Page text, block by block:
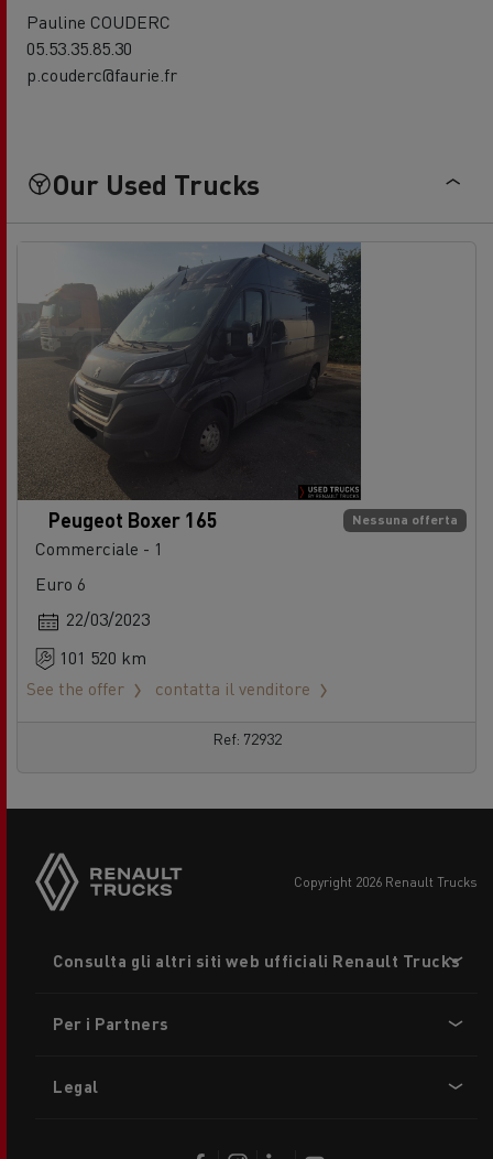
Pauline COUDERC
05.53.35.85.30
p.couderc@faurie.fr
Our Used Trucks
Nessuna offerta
Peugeot Boxer 165
Commerciale - 1
Euro 6
22/03/2023
101 520 km
See the offer
contatta il venditore
Ref: 72932
copyright 2026 Renault Trucks
menu
Consulta gli altri siti web ufficiali Renault Trucks
Per i Partners
Legal